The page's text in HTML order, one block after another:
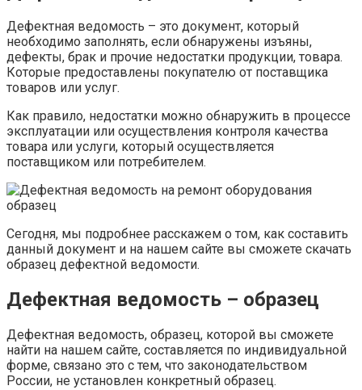
Дефектная ведомость – это документ, который
необходимо заполнять, если обнаружены изъяны,
дефекты, брак и прочие недостатки продукции, товара.
Которые предоставлены покупателю от поставщика
товаров или услуг.
Как правило, недостатки можно обнаружить в процессе
эксплуатации или осуществления контроля качества
товара или услуги, который осуществляется
поставщиком или потребителем.
Сегодня, мы подробнее расскажем о том, как составить
данный документ и на нашем сайте вы сможете скачать
образец дефектной ведомости.
Дефектная ведомость – образец
Дефектная ведомость, образец, которой вы сможете
найти на нашем сайте, составляется по индивидуальной
форме, связано это с тем, что законодательством
России, не установлен конкретный образец.